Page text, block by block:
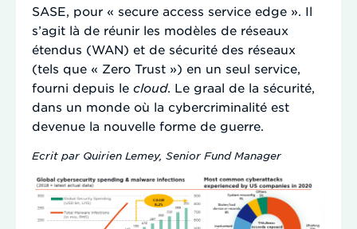
SASE, pour « secure access service edge ». Il
s’agit là de réunir les modèles de réseaux
étendus (WAN) et de sécurité des réseaux
(tels que « Zero Trust ») en un seul service,
fourni depuis le cloud. Le graal de la sécurité,
dans un monde où la cybercriminalité est
devenue la nouvelle forme de guerre.
Ecrit par Quirien Lemey, Senior Fund Manager